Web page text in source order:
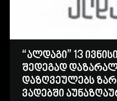
“ალდაგი” 13
შედეგად
დაზღვეულებს
ვადებში